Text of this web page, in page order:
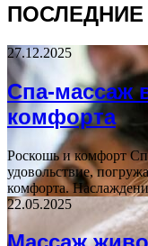
ПОСЛЕДНИЕ
27.12.2025
Спа-массаж
комфорта
Роскошь и комфорт
удовольствие,
комфорта.
22.05.2025